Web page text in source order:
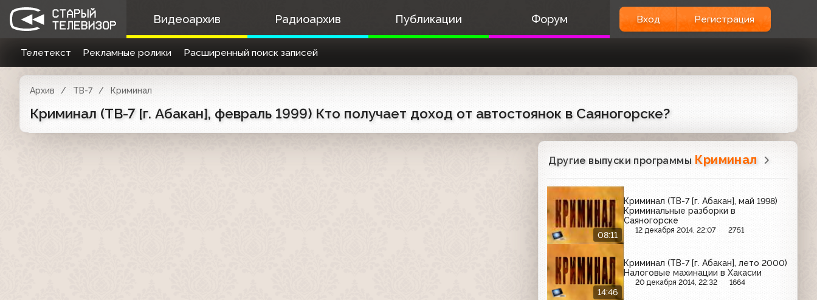
Видеоархив Радиоархив Публикации Форум Вход Регистрация
Телетекст Рекламные ролики Расширенный поиск записей
Архив ТВ-7 Криминал
Криминал (ТВ-7 [г. Абакан], февраль 1999) Кто получает доход от автостоянок в Саяногорске?
Другие выпуски программы Криминал
08:11
Криминал (ТВ-7 [г. Абакан], май 1998)
Криминальные разборки в
Саяногорске
12 декабря 2014, 22:07 2751
14:46
Криминал (ТВ-7 [г. Абакан], лето 2000)
Налоговые махинации в Хакасии
20 декабря 2014, 22:32 1664